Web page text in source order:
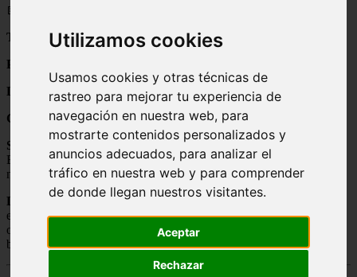
Utilizamos cookies
Usamos cookies y otras técnicas de
rastreo para mejorar tu experiencia de
navegación en nuestra web, para
mostrarte contenidos personalizados y
anuncios adecuados, para analizar el
tráfico en nuestra web y para comprender
de donde llegan nuestros visitantes.
Aceptar
Rechazar
📅 27/07/2025
Título:
Yo, la Prncesa Susan
Personajes:
Duración: One-Shot
Género:Spiritual/Fantasy
Summary:
Le gustaban las Princesas, los Castillos, los Bosques
Encantados y las Coronas de Diamante. Después de todo, ¿Quién
no quiso, en algún momento de su vida, ser una princesa?
Disclaimer:Nada de lo que hay aqui es mío, por lo tanto, no vivo
en Inglaterra, no tengo hijos, no soy rubia y solo tengo 16 años. Es
obvio que no soy JK... Todo está realizado sin fines de lucro y blah,
blah,blah, blah... rn